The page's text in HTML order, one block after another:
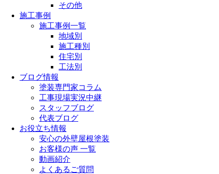
その他
施工事例
施工事例一覧
地域別
施工種別
住宅別
工法別
ブログ情報
塗装専門家コラム
工事現場実況中継
スタッフブログ
代表ブログ
お役立ち情報
安心の外壁屋根塗装
お客様の声 一覧
動画紹介
よくあるご質問